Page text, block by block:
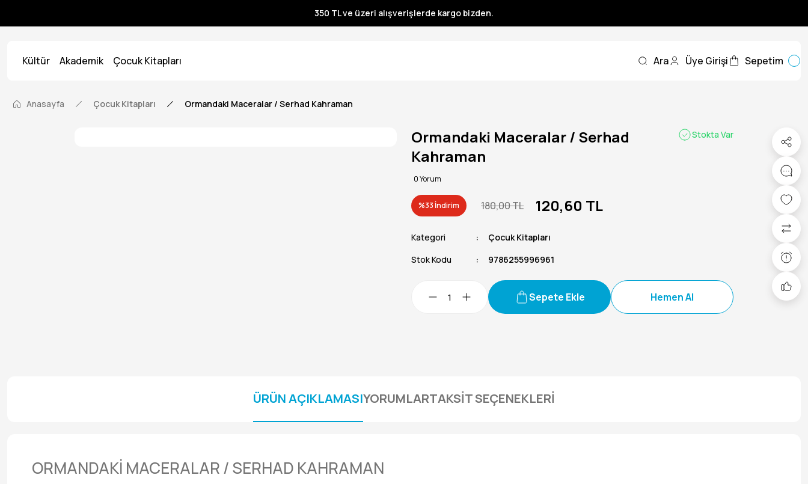
350 TL ve üzeri alışverişlerde kargo bizden.
Kültür Akademik Çocuk Kitapları Ara Üye Girişi Sepetim
Anasayfa Çocuk Kitapları Ormandaki Maceralar / Serhad Kahraman
Ormandaki Maceralar / Serhad
Kahraman
0 Yorum
Stokta Var
%33 İndirim 180,00 TL 120,60 TL
Kategori
Çocuk Kitapları
Stok Kodu
9786255996961
Sepete Ekle Hemen Al
ÜRÜN AÇIKLAMASIYORUMLARTAKSİT SEÇENEKLERİ
ORMANDAKİ MACERALAR / SERHAD KAHRAMAN